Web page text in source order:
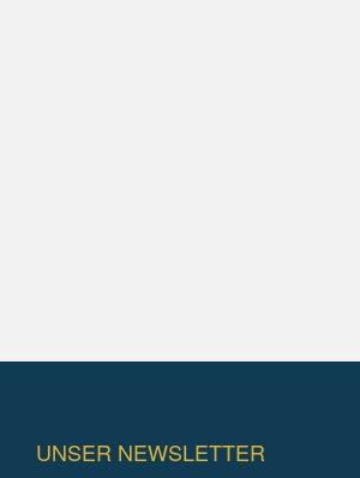
UNSER NEWSLETTER